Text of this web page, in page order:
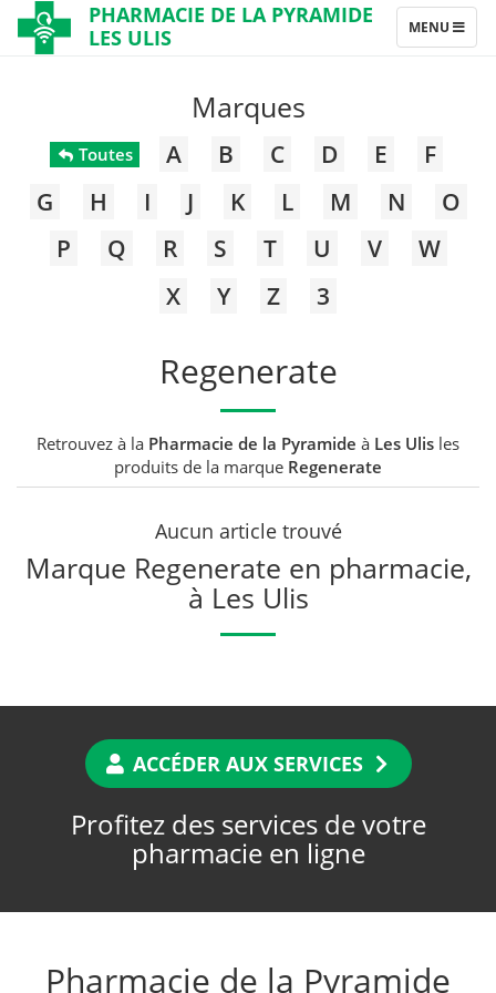
PHARMACIE DE LA PYRAMIDE
LES ULIS
TOGGLE
NAVIGATION
MENU
Marques
Toutes A B C D E
F
G
H I J K L M N
O
P
Q R S T U V
W
X
Y Z 3
Regenerate
Retrouvez à la Pharmacie de la Pyramide à Les Ulis les
produits de la marque Regenerate
Aucun article trouvé
Marque Regenerate en pharmacie,
à Les Ulis
ACCÉDER AUX SERVICES
Profitez des services de votre
pharmacie en ligne
Pharmacie de la Pyramide